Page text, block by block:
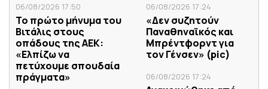
06/08/2026 17:50
Το πρώτο μήνυμα του
Βιτάλις στους
οπάδους της ΑΕΚ:
«Ελπίζω να
πετύχουμε σπουδαία
πράγματα»
06/08/2026 17:24
«Δεν συζητούν
Παναθηναϊκός και
Μπρέντφορντ για
τον Γένσεν» (pic)
06/08/2026 17:24